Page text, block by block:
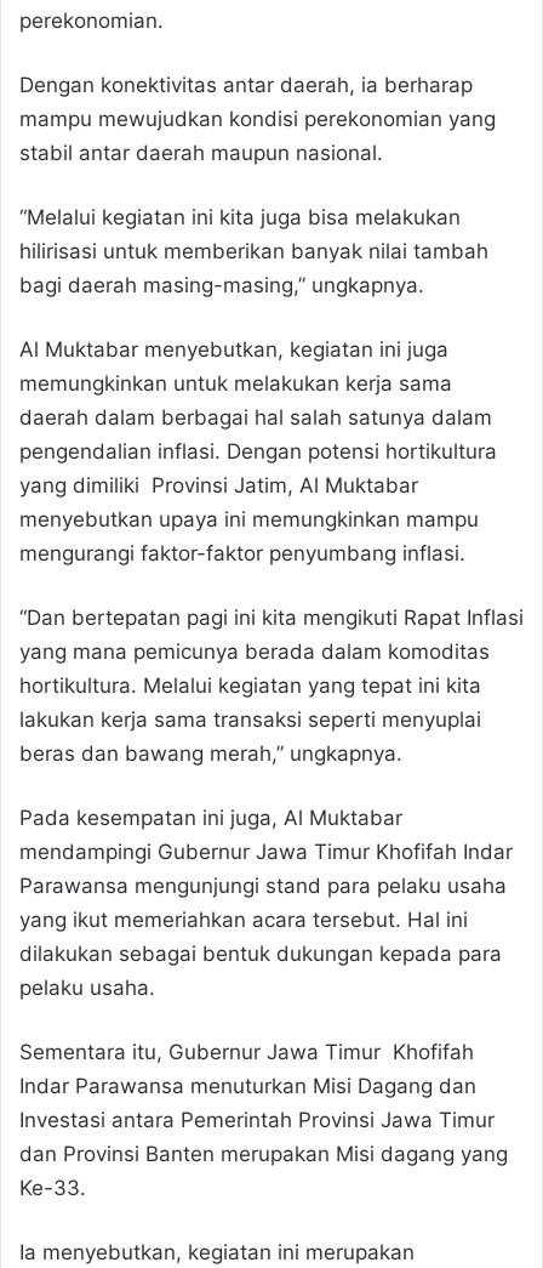
perekonomian.
Dengan konektivitas antar daerah, ia berharap
mampu mewujudkan kondisi perekonomian yang
stabil antar daerah maupun nasional.
“Melalui kegiatan ini kita juga bisa melakukan
hilirisasi untuk memberikan banyak nilai tambah
bagi daerah masing-masing,” ungkapnya.
Al Muktabar menyebutkan, kegiatan ini juga
memungkinkan untuk melakukan kerja sama
daerah dalam berbagai hal salah satunya dalam
pengendalian inflasi. Dengan potensi hortikultura
yang dimiliki Provinsi Jatim, Al Muktabar
menyebutkan upaya ini memungkinkan mampu
mengurangi faktor-faktor penyumbang inflasi.
“Dan bertepatan pagi ini kita mengikuti Rapat Inflasi
yang mana pemicunya berada dalam komoditas
hortikultura. Melalui kegiatan yang tepat ini kita
lakukan kerja sama transaksi seperti menyuplai
beras dan bawang merah,” ungkapnya.
Pada kesempatan ini juga, Al Muktabar
mendampingi Gubernur Jawa Timur Khofifah Indar
Parawansa mengunjungi stand para pelaku usaha
yang ikut memeriahkan acara tersebut. Hal ini
dilakukan sebagai bentuk dukungan kepada para
pelaku usaha.
Sementara itu, Gubernur Jawa Timur Khofifah
Indar Parawansa menuturkan Misi Dagang dan
Investasi antara Pemerintah Provinsi Jawa Timur
dan Provinsi Banten merupakan Misi dagang yang
Ke-33.
Ia menyebutkan, kegiatan ini merupakan